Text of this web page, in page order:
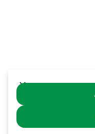
للطلب على الطاقة، إذ